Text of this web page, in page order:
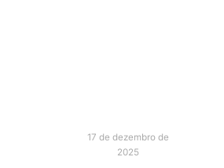
17 de dezembro de
2025